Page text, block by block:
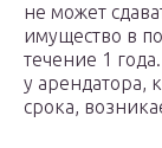
не может
имущество в
течение 1
у арендатора,
срока,